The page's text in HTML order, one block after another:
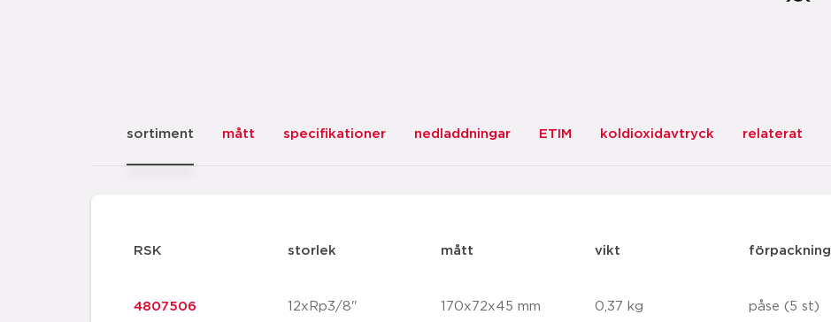
sortiment mått specifikationer nedladdningar ETIM koldioxidavtryck relaterat
RSK storlek mått vikt förpackning
4807506 12xRp3/8" 170x72x45 mm 0,37 kg påse (5 st)